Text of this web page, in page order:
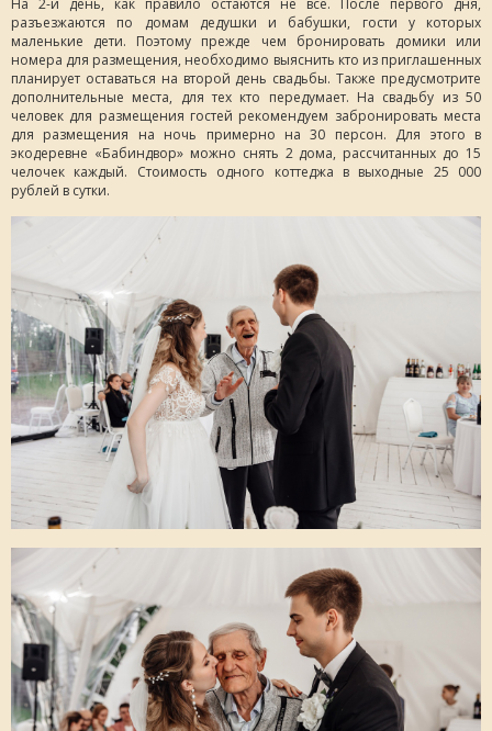
разъезжаются по домам дедушки и бабушки, гости у которых
маленькие дети. Поэтому прежде чем бронировать домики или
номера для размещения, необходимо выяснить кто из приглашенных
планирует оставаться на второй день свадьбы. Также предусмотрите
дополнительные места, для тех кто передумает. На свадьбу из 50
человек для размещения гостей рекомендуем забронировать места
для размещения на ночь примерно на 30 персон. Для этого в
экодеревне «Бабиндвор» можно снять 2 дома, рассчитанных до 15
челочек каждый. Стоимость одного коттеджа в выходные 25 000
рублей в сутки.